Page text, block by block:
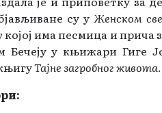
су у Женском
којој има песмица и прича
Бечеју у књижари Гиге
Тајне загробног живота.